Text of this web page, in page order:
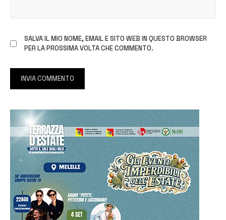
SALVA IL MIO NOME, EMAIL E SITO WEB IN QUESTO BROWSER
PER LA PROSSIMA VOLTA CHE COMMENTO.